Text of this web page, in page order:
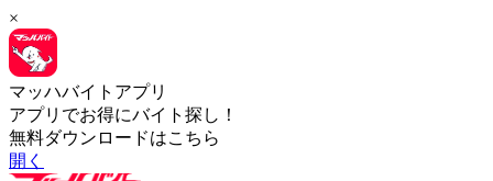
×
マッハバイトアプリ
アプリでお得にバイト探し！
無料ダウンロードはこちら
開く